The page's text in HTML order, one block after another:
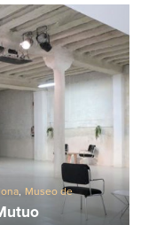
, Museo de